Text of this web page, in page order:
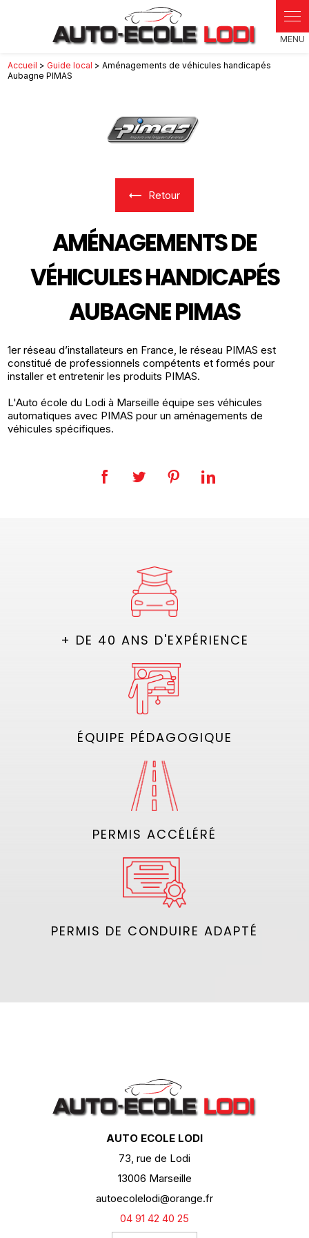
Accueil >Guide local > Aménagements de véhicules handicapés
Aubagne PIMAS
Retour
AMÉNAGEMENTS DE
VÉHICULES HANDICAPÉS
AUBAGNE PIMAS
1er réseau d’installateurs en France, le réseau PIMAS est
constitué de professionnels compétents et formés pour
installer et entretenir les produits PIMAS.
L'Auto école du Lodi à Marseille équipe ses véhicules
automatiques avec PIMAS pour un aménagements de
véhicules spécifiques.
+ DE 40 ANS D'EXPÉRIENCE
ÉQUIPE PÉDAGOGIQUE
PERMIS ACCÉLÉRÉ
PERMIS DE CONDUIRE ADAPTÉ
AUTO ECOLE LODI
73, rue de Lodi
13006 Marseille
autoecolelodi@orange.fr
04 91 42 40 25
Panneau de gestion des cookies